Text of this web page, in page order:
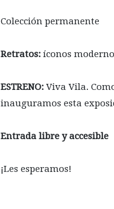
Colección permanente
Retratos: íconos
ESTRENO: Viva Vila.
inauguramos esta
Entrada libre y accesible
¡Les esperamos!